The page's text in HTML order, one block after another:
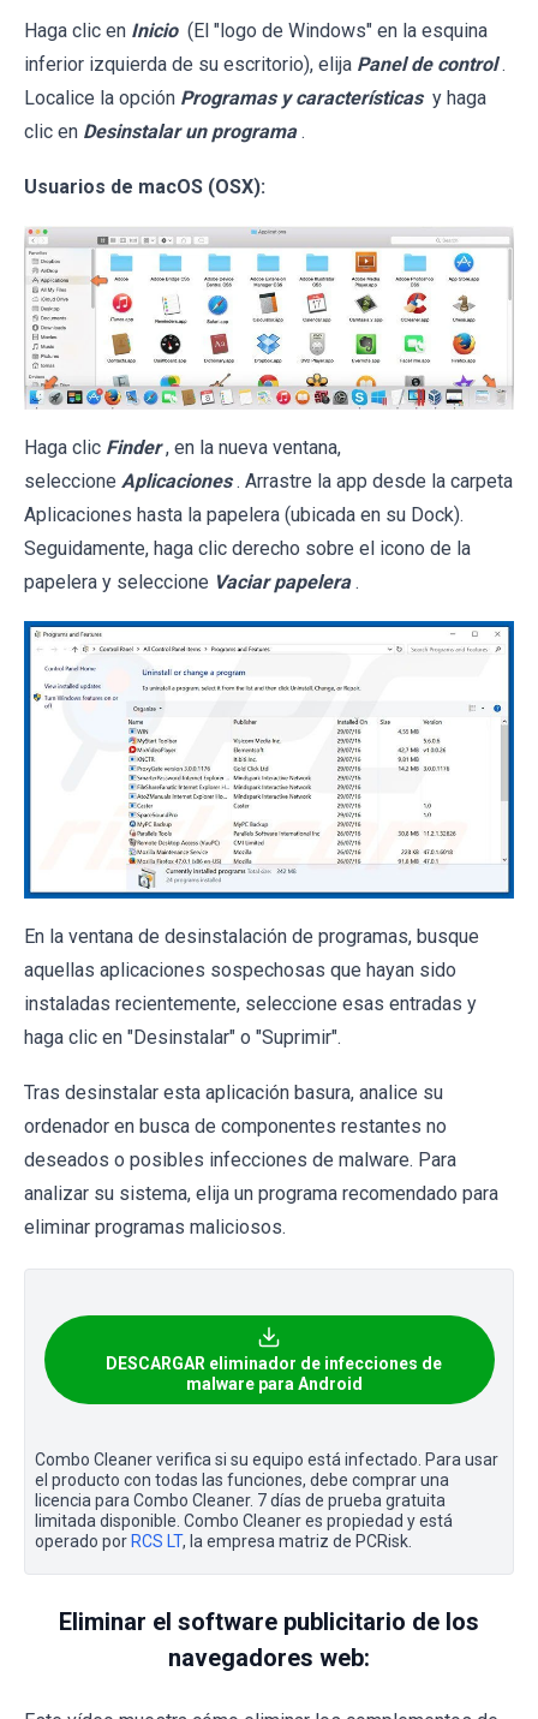
Haga clic en Inicio (El "logo de Windows" en la esquina
inferior izquierda de su escritorio), elija Panel de control .
Localice la opción Programas y características y haga
clic en Desinstalar un programa .
Usuarios de macOS (OSX):
Haga clic Finder , en la nueva ventana,
seleccione Aplicaciones . Arrastre la app desde la carpeta
Aplicaciones hasta la papelera (ubicada en su Dock).
Seguidamente, haga clic derecho sobre el icono de la
papelera y seleccione Vaciar papelera .
En la ventana de desinstalación de programas, busque
aquellas aplicaciones sospechosas que hayan sido
instaladas recientemente, seleccione esas entradas y
haga clic en "Desinstalar" o "Suprimir".
Tras desinstalar esta aplicación basura, analice su
ordenador en busca de componentes restantes no
deseados o posibles infecciones de malware. Para
analizar su sistema, elija un programa recomendado para
eliminar programas maliciosos.
DESCARGAR eliminador de infecciones de
malware para Android
Combo Cleaner verifica si su equipo está infectado. Para usar
el producto con todas las funciones, debe comprar una
licencia para Combo Cleaner. 7 días de prueba gratuita
limitada disponible. Combo Cleaner es propiedad y está
operado por RCS LT, la empresa matriz de PCRisk.
Eliminar el software publicitario de los
navegadores web: